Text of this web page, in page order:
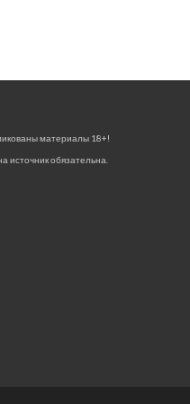
материалы 18+!
источник обязательна.